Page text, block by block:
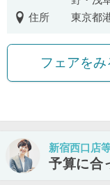
住所
東京都
フェアをみ
新宿西口店
予算に合